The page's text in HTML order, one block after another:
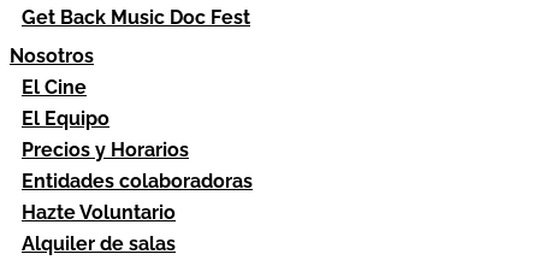
Get Back Music Doc Fest
Nosotros
El Cine
El Equipo
Precios y Horarios
Entidades colaboradoras
Hazte Voluntario
Alquiler de salas